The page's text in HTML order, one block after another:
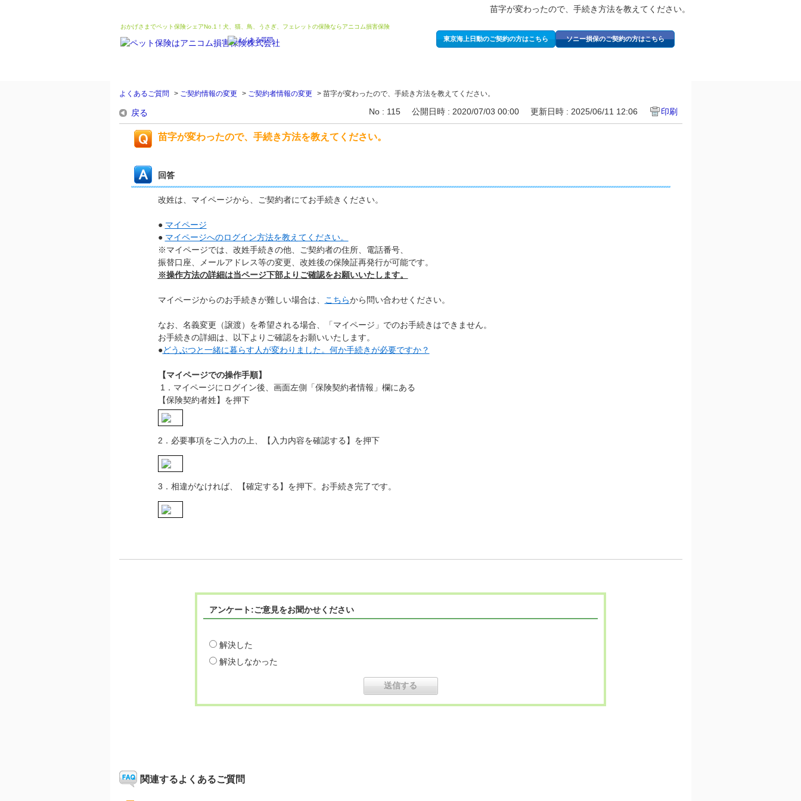
苗字が変わったので、手続き方法を教えてください。
おかげさまでペット保険シェアNo.1！犬、猫、鳥、うさぎ、フェレットの保険ならアニコム損害保険
東京海上日動のご契約の方はこちら ソニー損保のご契約の方はこちら
よくあるご質問 > ご契約情報の変更 > ご契約者情報の変更 > 苗字が変わったので、手続き方法を教えてください。
戻る No : 115 公開日時 : 2020/07/03 00:00 更新日時 : 2025/06/11 12:06 印刷
苗字が変わったので、手続き方法を教えてください。
回答
改姓は、マイページから、ご契約者にてお手続きください。
● マイページ
● マイページへのログイン方法を教えてください。
※マイページでは、改姓手続きの他、ご契約者の住所、電話番号、
振替口座、メールアドレス等の変更、改姓後の保険証再発行が可能です。
※操作方法の詳細は当ページ下部よりご確認をお願いいたします。
マイページからのお手続きが難しい場合は、 こちらから問い合わせください。
なお、名義変更（譲渡）を希望される場合、「マイページ」でのお手続きはできません。
お手続きの詳細は、以下よりご確認をお願いいたします。
●どうぶつと一緒に暮らす人が変わりました。何か手続きが必要ですか？
【マイページでの操作手順】
1．マイページにログイン後、画面左側「保険契約者情報」欄にある
【保険契約者姓】を押下
2．必要事項をご入力の上、【入力内容を確認する】を押下
3．相違がなければ、【確定する】を押下。お手続き完了です。
アンケート:ご意見をお聞かせください
解決した
解決しなかった
関連するよくあるご質問